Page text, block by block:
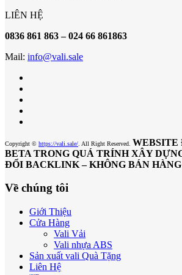
LIÊN HỆ
0836 861 863 – 024 66 861863
Mail: info@vali.sale
Copyright © https://vali.sale/ . All Right Reserved. WEBSITE
BETA TRONG QUÁ TRÍNH XÂY
ĐỔI BACKLINK – KHÔNG BÁN
Về chúng tôi
Giới Thiệu
Cửa Hàng
Vali Vải
Vali nhựa ABS
Sản xuất vali Quà Tặng
Liên Hệ